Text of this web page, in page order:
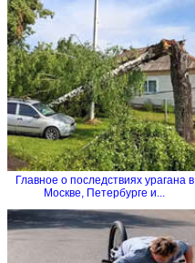
Главное о последствиях урагана в
Москве, Петербурге и...